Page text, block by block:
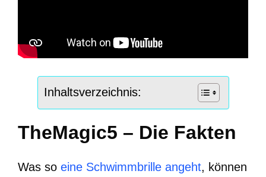
Inhaltsverzeichnis:
TheMagic5 – Die Fakten
Was so eine Schwimmbrille angeht, können